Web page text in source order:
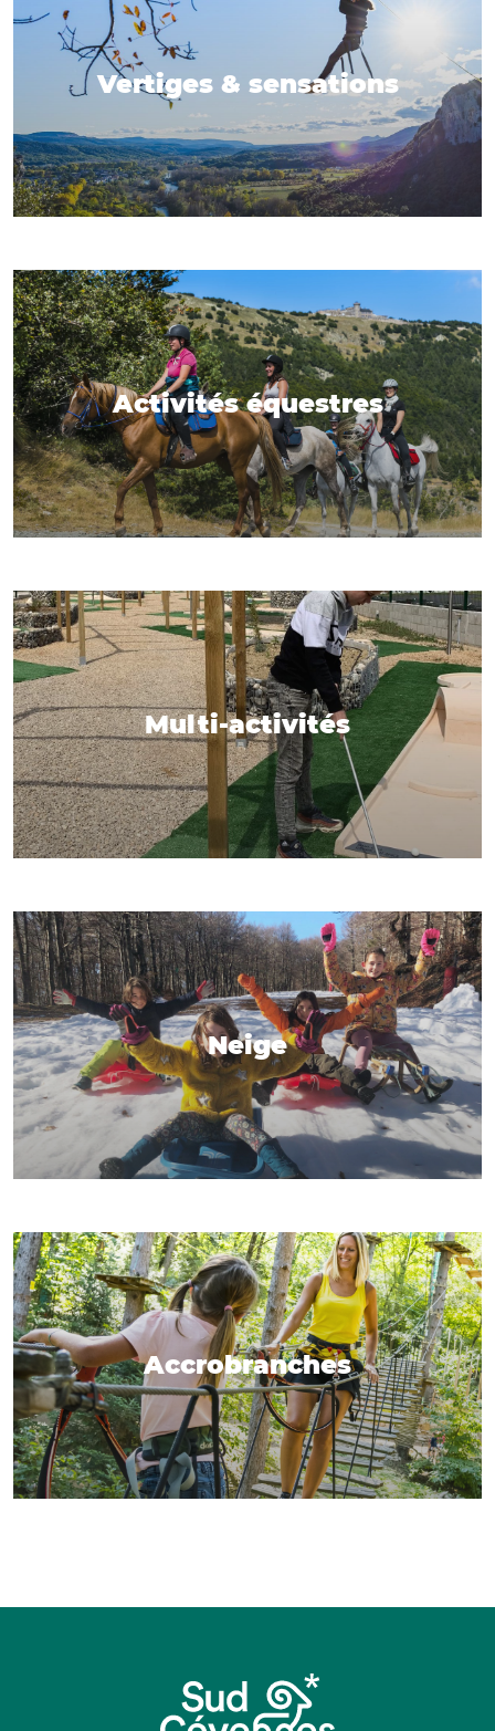
Vertiges & sensations
Activités équestres
Multi-activités
Neige
Accrobranches